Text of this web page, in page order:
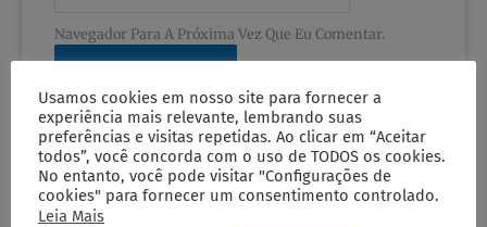
Navegador Para A Próxima Vez Que Eu Comentar.
Usamos cookies em nosso site para fornecer a
experiência mais relevante, lembrando suas
preferências e visitas repetidas. Ao clicar em “Aceitar
todos”, você concorda com o uso de TODOS os cookies.
No entanto, você pode visitar "Configurações de
cookies" para fornecer um consentimento controlado.
Leia Mais